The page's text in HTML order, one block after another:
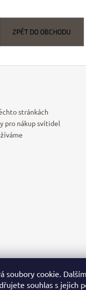
soubory cookie.
souhlas s jejich
ZPĚT DO OBCHODU
stránkách
pro nákup svítidel